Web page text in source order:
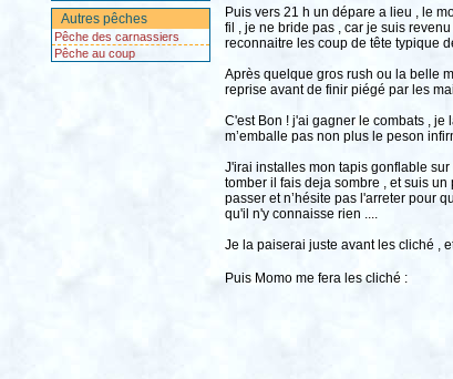
Autres pêches
Pêche des carnassiers
Pêche au coup
Puis vers 21 h un dépare a lieu , le
fil , je ne bride pas , car je suis
reconnaitre les coup de tête typique
Après quelque gros rush ou la belle
reprise avant de finir piégé par les
C'est Bon ! j'ai gagner le combats ,
m’emballe pas non plus le peson
J'irai installes mon tapis gonflable
tomber il fais deja sombre , et suis
passer et n’hésite pas l'arreter pour
qu'il n'y connaisse rien ....
Je la paiserai juste avant les cliché ,
Puis Momo me fera les cliché :